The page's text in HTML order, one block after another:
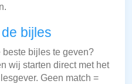
bijles
bijles te geven?
wij starten direct met het
Geen match =